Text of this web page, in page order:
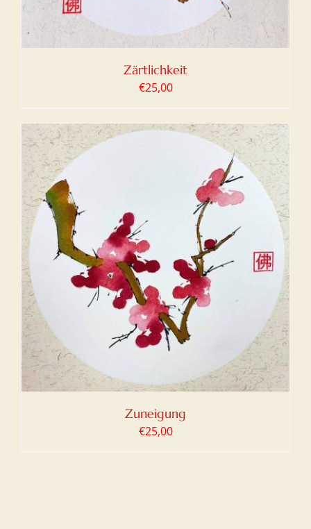
Zärtlichkeit
€25,00
Zuneigung
€25,00